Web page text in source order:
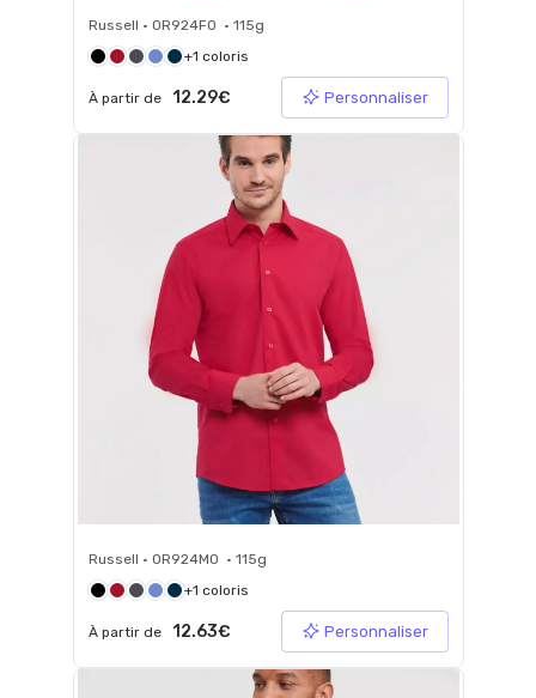
Russell • 0R924F0 • 115g
+1 coloris
À partir de 12.29€ Personnaliser
Russell • 0R924M0 • 115g
+1 coloris
À partir de 12.63€ Personnaliser